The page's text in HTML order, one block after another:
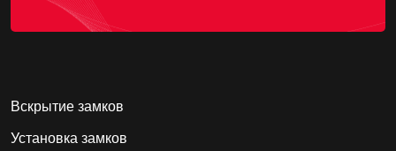
Вскрытие замков
Установка замков